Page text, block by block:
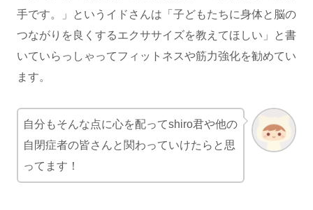
手です。」というイドさんは「子どもたちに身体と脳の
つながりを良くするエクササイズを教えてほしい」と書
いていらっしゃってフィットネスや筋力強化を勧めてい
ます。
自分もそんな点に心を配ってshiro君や他の
自閉症者の皆さんと関わっていけたらと思
ってます！